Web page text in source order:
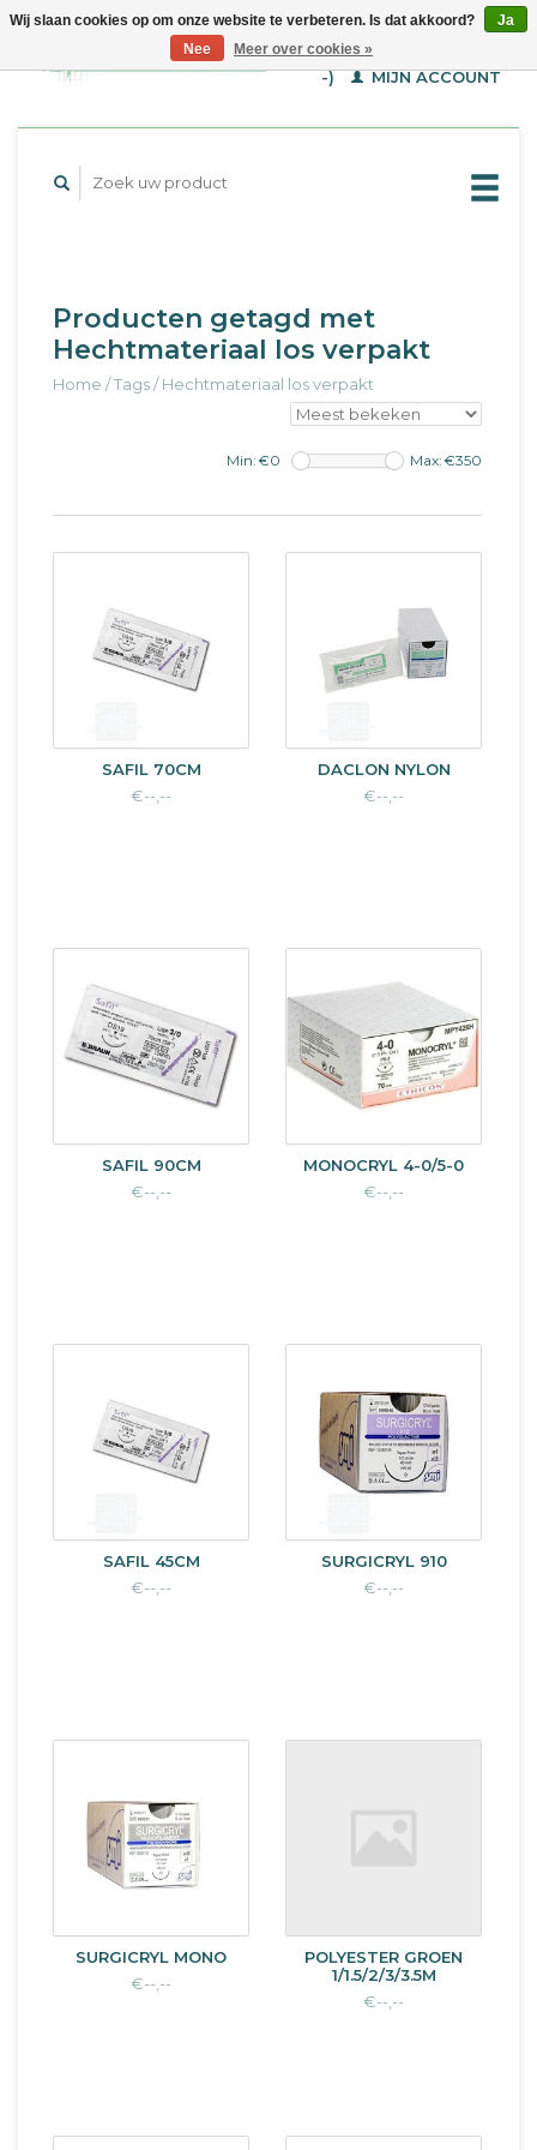
WINKELWAGEN (€--,-
-)
MIJN ACCOUNT
Producten getagd met
Hechtmateriaal los verpakt
Home /Tags/Hechtmateriaal los verpakt
Min: €0 Max: €350
SAFIL 70CM
€--,--
DACLON NYLON
€--,--
SAFIL 90CM
€--,--
MONOCRYL 4-0/5-0
€--,--
SAFIL 45CM
€--,--
SURGICRYL 910
€--,--
SURGICRYL MONO
€--,--
POLYESTER GROEN
1/1.5/2/3/3.5M
€--,--
Wij slaan cookies op om onze website te verbeteren. Is dat akkoord?
Ja
Nee
Meer over cookies »